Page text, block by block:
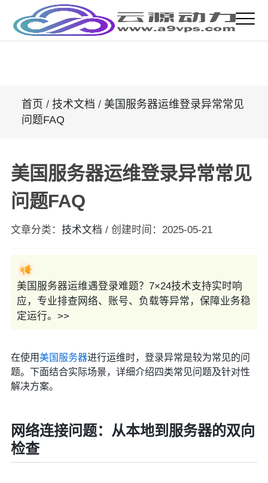
首页 / 技术文档 / 美国服务器运维登录异常常见
问题FAQ
美国服务器运维登录异常常见
问题FAQ
文章分类： 技术文档 / 创建时间： 2025-05-21
美国服务器运维遇登录难题？7×24技术支持实时响
应，专业排查网络、账号、负载等异常，保障业务稳
定运行。>>
在使用美国服务器进行运维时，登录异常是较为常见的问
题。下面结合实际场景，详细介绍四类常见问题及针对性
解决方案。
网络连接问题：从本地到服务器的双向
检查